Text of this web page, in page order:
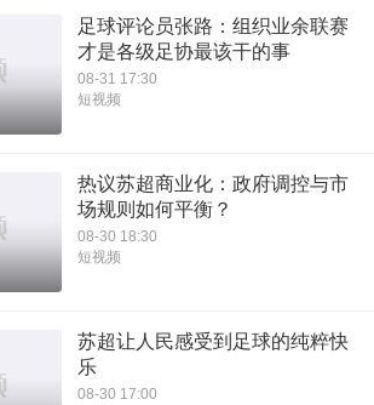
足球评论员张路：组织业余联赛
才是各级足协最该干的事
08-31 17:30
短视频
热议苏超商业化：政府调控与市
场规则如何平衡？
08-30 18:30
短视频
苏超让人民感受到足球的纯粹快
乐
08-30 17:00